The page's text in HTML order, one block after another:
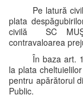
Pe latură
plata
civilă SC
contravaloarea
În baza art.
la plata
pentru apărătorul
Public.